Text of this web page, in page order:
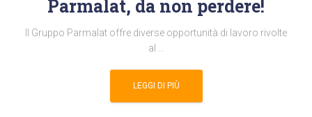
Parmalat, da non perdere!
Il Gruppo Parmalat offre diverse opportunità di lavoro rivolte
al …
LEGGI DI PIÙ